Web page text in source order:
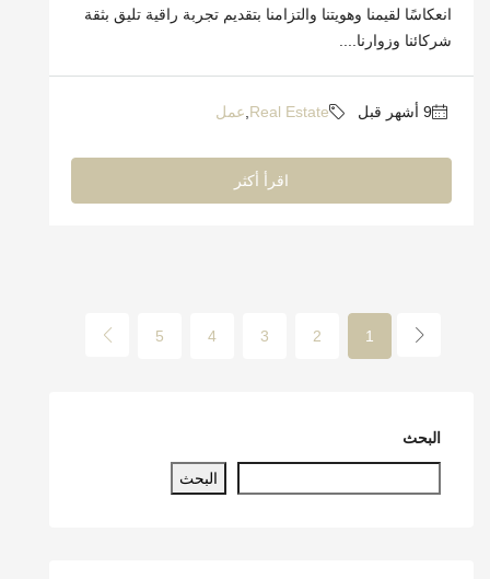
انعكاسًا لقيمنا وهويتنا والتزامنا بتقديم تجربة راقية تليق بثقة
شركائنا وزوارنا....
Real Estate
,عمل
اقرأ أكثر
1
2
3
4
5
البحث
البحث